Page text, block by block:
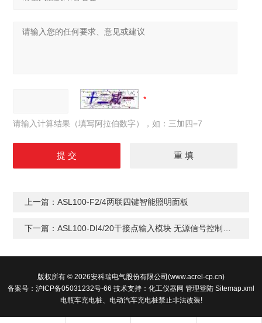
请输入计算结果（填写阿拉伯数字），如：三加四=7
上一篇：ASL100-F2/4两联四键智能照明面板
下一篇：ASL100-DI4/20干接点输入模块 无源信号控制驱动 消防联动
版权所有 © 2026安科瑞电气股份有限公司(www.acrel-cp.cn)
备案号：沪ICP备05031232号-66 技术支持： 化工仪器网 管理登陆 Sitemap.xml
电瓶车充电桩、电动汽车充电桩禁止非法改装!